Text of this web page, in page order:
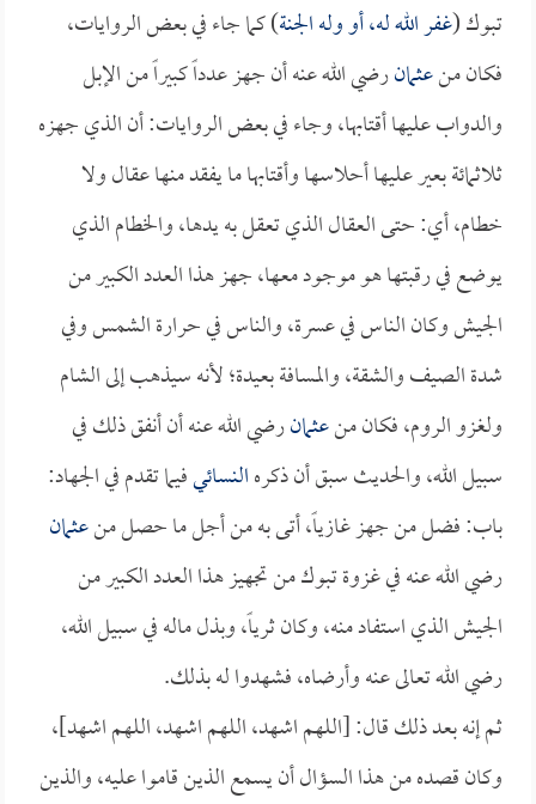
تبوك (غفر الله له، أو وله الجنة) كما جاء في بعض الروايات،
فكان منعثمانرضي الله عنه أن جهز عدداً كبيراً من الإبل
والدواب عليها أقتابها، وجاء في بعض الروايات: أن الذي جهزه
ثلاثمائة بعير عليها أحلاسها وأقتابها ما يفقد منها عقال ولا
خطام، أي: حتى العقال الذي تعقل به يدها، والخطام الذي
يوضع في رقبتها هو موجود معها، جهز هذا العدد الكبير من
الجيش وكان الناس في عسرة، والناس في حرارة الشمس وفي
شدة الصيف والشقة، والمسافة بعيدة؛ لأنه سيذهب إلى الشام
ولغزو الروم، فكان منعثمانرضي الله عنه أن أنفق ذلك في
سبيل الله، والحديث سبق أن ذكرهالنسائيفيما تقدم في الجهاد:
باب: فضل من جهز غازياً، أتى به من أجل ما حصل منعثمان
رضي الله عنه في غزوة تبوك من تجهيز هذا العدد الكبير من
الجيش الذي استفاد منه، وكان ثرياً، وبذل ماله في سبيل الله،
رضي الله تعالى عنه وأرضاه، فشهدوا له بذلك.
ثم إنه بعد ذلك قال: [اللهم اشهد، اللهم اشهد، اللهم اشهد]،
وكان قصده من هذا السؤال أن يسمع الذين قاموا عليه، والذين